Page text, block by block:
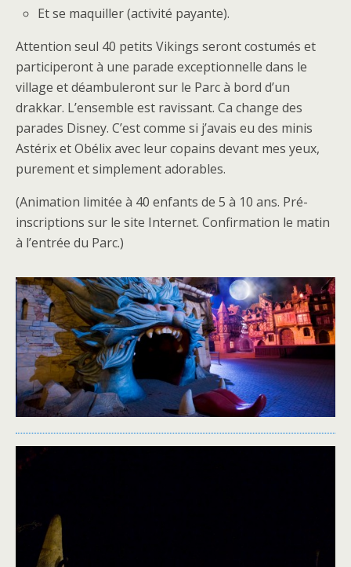
Et se maquiller (activité payante).
Attention seul 40 petits Vikings seront costumés et
participeront à une parade exceptionnelle dans le
village et déambuleront sur le Parc à bord d’un
drakkar. L’ensemble est ravissant. Ca change des
parades Disney. C’est comme si j’avais eu des minis
Astérix et Obélix avec leur copains devant mes yeux,
purement et simplement adorables.
(Animation limitée à 40 enfants de 5 à 10 ans. Pré-
inscriptions sur le site Internet. Confirmation le matin
à l’entrée du Parc.)